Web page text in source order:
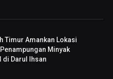
Timur Amankan Lokasi
Minyak
Darul Ihsan